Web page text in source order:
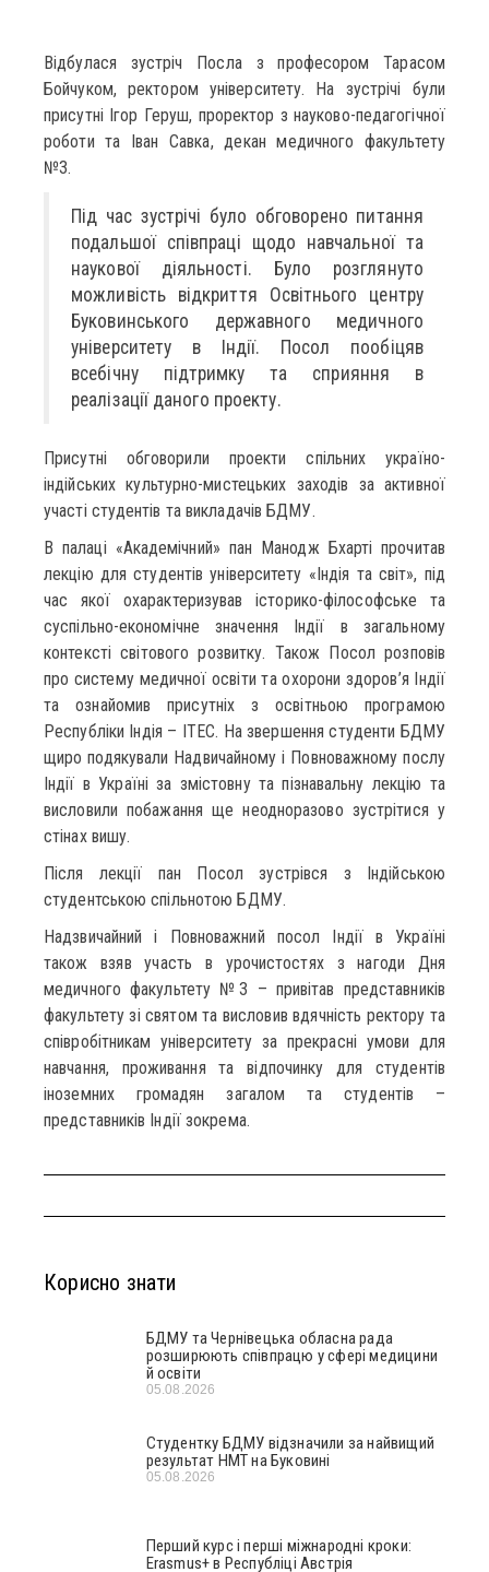
Відбулася зустріч Посла з професором Тарасом
Бойчуком, ректором університету. На зустрічі були
присутні Ігор Геруш, проректор з науково-педагогічної
роботи та Іван Савка, декан медичного факультету
№3.
Під час зустрічі було обговорено питання
подальшої співпраці щодо навчальної та
наукової діяльності. Було розглянуто
можливість відкриття Освітнього центру
Буковинського державного медичного
університету в Індії. Посол пообіцяв
всебічну підтримку та сприяння в
реалізації даного проекту.
Присутні обговорили проекти спільних україно-
індійських культурно-мистецьких заходів за активної
участі студентів та викладачів БДМУ.
В палаці «Академічний» пан Манодж Бхарті прочитав
лекцію для студентів університету «Індія та світ», під
час якої охарактеризував історико-філософське та
суспільно-економічне значення Індії в загальному
контексті світового розвитку. Також Посол розповів
про систему медичної освіти та охорони здоров’я Індії
та ознайомив присутніх з освітньою програмою
Республіки Індія – ITEC. На звершення студенти БДМУ
щиро подякували Надвичайному і Повноважному послу
Індії в Україні за змістовну та пізнавальну лекцію та
висловили побажання ще неодноразово зустрітися у
стінах вишу.
Після лекції пан Посол зустрівся з Індійською
студентською спільнотою БДМУ.
Надзвичайний і Повноважний посол Індії в Україні
також взяв участь в урочистостях з нагоди Дня
медичного факультету №3 – привітав представників
факультету зі святом та висловив вдячність ректору та
співробітникам університету за прекрасні умови для
навчання, проживання та відпочинку для студентів
іноземних громадян загалом та студентів –
представників Індії зокрема.
Корисно знати
БДМУ та Чернівецька обласна рада
розширюють співпрацю у сфері медицини
й освіти
05.08.2026
Студентку БДМУ відзначили за найвищий
результат НМТ на Буковині
05.08.2026
Перший курс і перші міжнародні кроки:
Erasmus+ в Республіці Австрія